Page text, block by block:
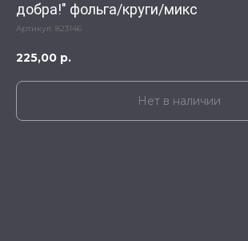
добра!" фольга/круги/микс
Артикул: 823146
225,00 р.
Нет в наличии